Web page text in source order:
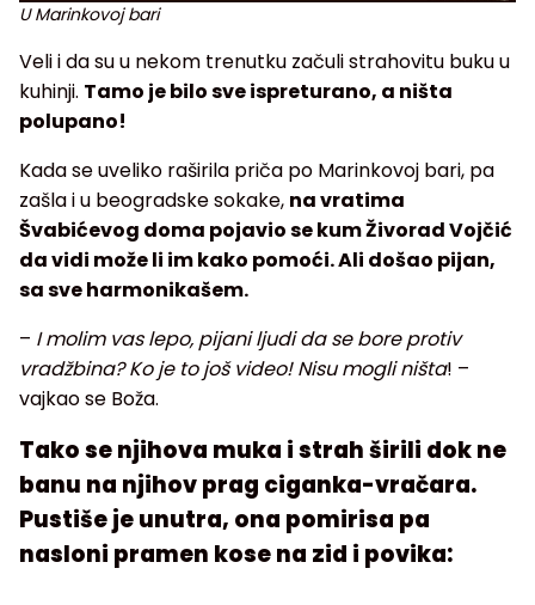
U Marinkovoj bari
Veli i da su u nekom trenutku začuli strahovitu buku u
kuhinji. Tamo je bilo sve ispreturano, a ništa
polupano!
Kada se uveliko raširila priča po Marinkovoj bari, pa
zašla i u beogradske sokake, na vratima
Švabićevog doma pojavio se kum Živorad Vojčić
da vidi može li im kako pomoći. Ali došao pijan,
sa sve harmonikašem.
– I molim vas lepo, pijani ljudi da se bore protiv
vradžbina? Ko je to još video! Nisu mogli ništa! –
vajkao se Boža.
Tako se njihova muka i strah širili dok ne
banu na njihov prag ciganka-vračara.
Pustiše je unutra, ona pomirisa pa
nasloni pramen kose na zid i povika: